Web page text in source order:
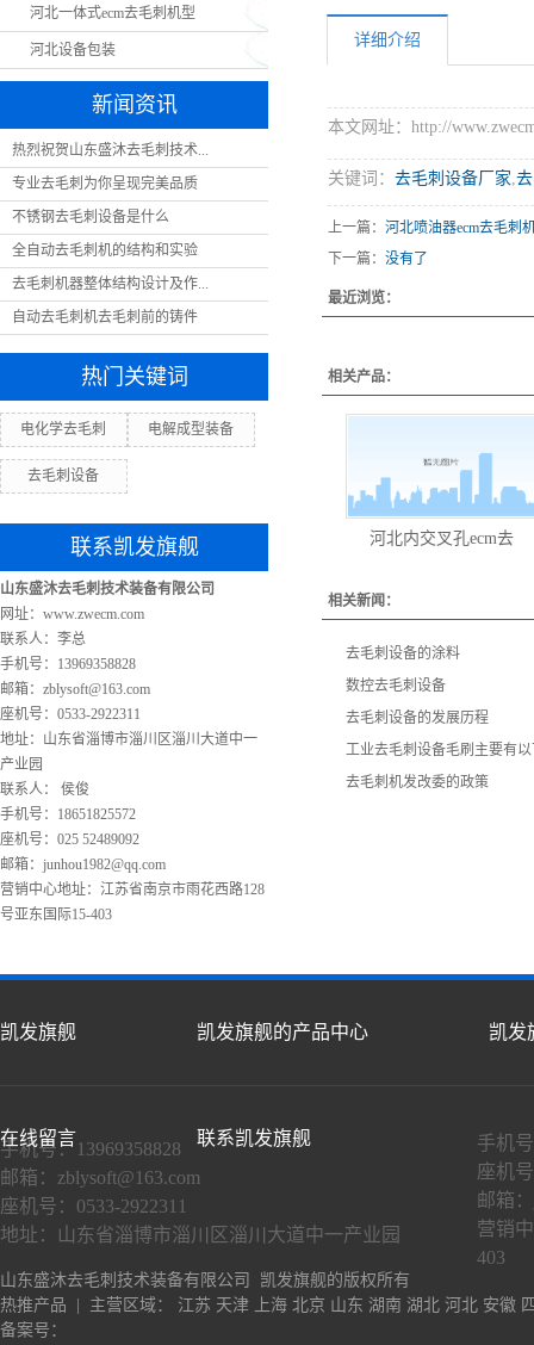
河北一体式ecm去毛刺机型
河北设备包装
新闻资讯
热烈祝贺山东盛沐去毛刺技术...
专业去毛刺为你呈现完美品质
不锈钢去毛刺设备是什么
全自动去毛刺机的结构和实验
去毛刺机器整体结构设计及作...
自动去毛刺机去毛刺前的铸件
热门关键词
电化学去毛刺 电解成型装备
去毛刺设备
联系凯发旗舰
山东盛沐去毛刺技术装备有限公司
网址：www.zwecm.com
联系人：李总
手机号：13969358828
邮箱： zblysoft@163.com
座机号：0533-2922311
地址：山东省淄博市淄川区淄川大道中一
产业园
联系人： 侯俊
手机号：18651825572
座机号：025 52489092
邮箱： junhou1982@qq.com
营销中心地址：江苏省南京市雨花西路128
号亚东国际15-403
详细介绍
本文网址：http://
关键词： 去毛刺设备厂家,
上一篇： 河北喷油器ecm去毛刺
下一篇： 没有了
最近浏览：
相关产品：
河北内交叉孔ecm去
相关新闻：
去毛刺设备的涂料
数控去毛刺设备
去毛刺设备的发展历程
工业去毛刺设备毛刷主要有
去毛刺机发改委的政策
凯发旗舰 凯发旗舰的产品中心 凯发
在线留言 联系凯发旗舰
手机号：13969358828
邮箱： zblysoft@163.com
座机号：0533-2922311
地址：山东省淄博市淄川区淄川大道中一产业园
手机
座机
邮箱：
营销
403
山东盛沐去毛刺技术装备有限公司 凯发旗舰的版权所有
热推产品 | 主营区域： 江苏 天津 上海 北京 山东 湖南 湖北 河北 安徽
备案号：